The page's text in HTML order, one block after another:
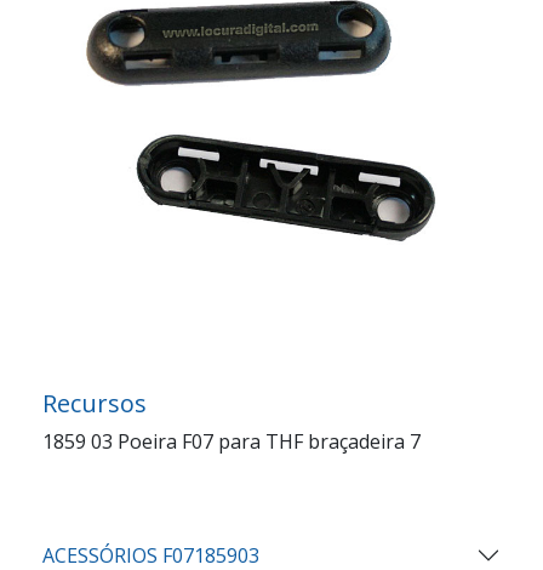
Recursos
1859 03 Poeira F07 para THF braçadeira 7
ACESSÓRIOS F07185903